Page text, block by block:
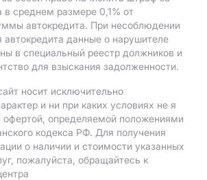
в среднем размере 0,1% от
автокредита. При несоблюдении
автокредита данные о нарушителе
в специальный реестр должников и
для взыскания задолженности.
носит исключительно
и ни при каких условиях не я
офертой, определяемой положениями
кодекса РФ. Для получения
о наличии и стоимости указанных
пожалуйста, обращайтесь к